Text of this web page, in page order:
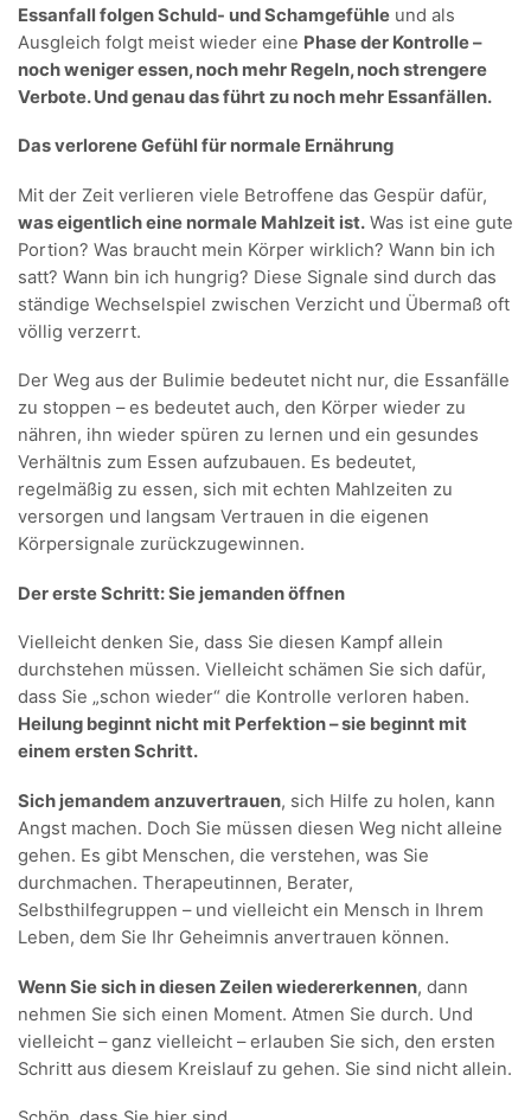
Essanfall folgen Schuld- und Schamgefühle und als
Ausgleich folgt meist wieder eine Phase der Kontrolle –
noch weniger essen, noch mehr Regeln, noch strengere
Verbote. Und genau das führt zu noch mehr Essanfällen.
Das verlorene Gefühl für normale Ernährung
Mit der Zeit verlieren viele Betroffene das Gespür dafür,
was eigentlich eine normale Mahlzeit ist. Was ist eine gute
Portion? Was braucht mein Körper wirklich? Wann bin ich
satt? Wann bin ich hungrig? Diese Signale sind durch das
ständige Wechselspiel zwischen Verzicht und Übermaß oft
völlig verzerrt.
Der Weg aus der Bulimie bedeutet nicht nur, die Essanfälle
zu stoppen – es bedeutet auch, den Körper wieder zu
nähren, ihn wieder spüren zu lernen und ein gesundes
Verhältnis zum Essen aufzubauen. Es bedeutet,
regelmäßig zu essen, sich mit echten Mahlzeiten zu
versorgen und langsam Vertrauen in die eigenen
Körpersignale zurückzugewinnen.
Der erste Schritt: Sie jemanden öffnen
Vielleicht denken Sie, dass Sie diesen Kampf allein
durchstehen müssen. Vielleicht schämen Sie sich dafür,
dass Sie „schon wieder“ die Kontrolle verloren haben.
Heilung beginnt nicht mit Perfektion – sie beginnt mit
einem ersten Schritt.
Sich jemandem anzuvertrauen, sich Hilfe zu holen, kann
Angst machen. Doch Sie müssen diesen Weg nicht alleine
gehen. Es gibt Menschen, die verstehen, was Sie
durchmachen. Therapeutinnen, Berater,
Selbsthilfegruppen – und vielleicht ein Mensch in Ihrem
Leben, dem Sie Ihr Geheimnis anvertrauen können.
Wenn Sie sich in diesen Zeilen wiedererkennen, dann
nehmen Sie sich einen Moment. Atmen Sie durch. Und
vielleicht – ganz vielleicht – erlauben Sie sich, den ersten
Schritt aus diesem Kreislauf zu gehen. Sie sind nicht allein.